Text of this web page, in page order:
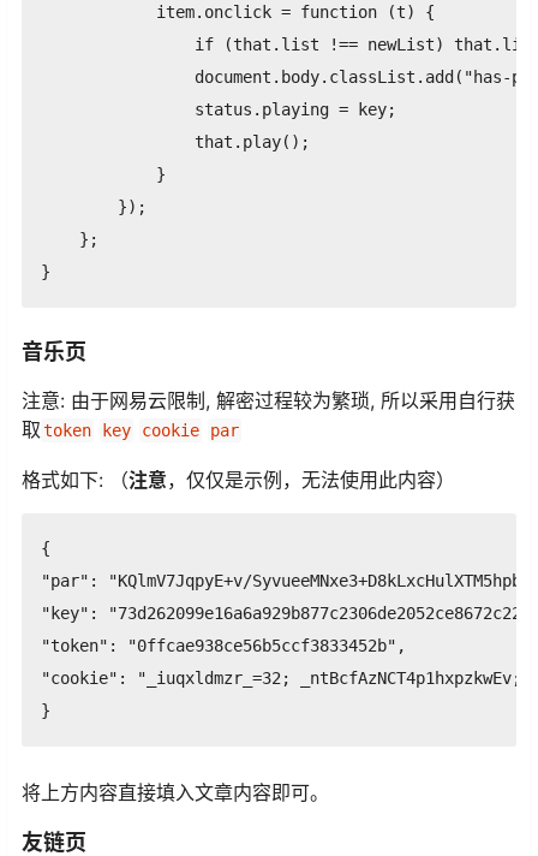
            item.onclick = function (t) {
if (that.list !== newList)
document.body.classList.add("has-
                status.playing = key;
                that.play();
            }
        });
    };
}
音乐页
注意: 由于网易云限制, 解密过程较为繁琐, 所以采用自行获
取token key cookie par
格式如下: （注意，仅仅是示例，无法使用此内容）
{
"par": "KQlmV7JqpyE+v/
"key":
"token": "0ffcae938ce56b5ccf3833452b",
"cookie": "_iuqxldmzr_=32; _ntBcfAzNCT4p1hxpzkwEv;
}
将上方内容直接填入文章内容即可。
友链页